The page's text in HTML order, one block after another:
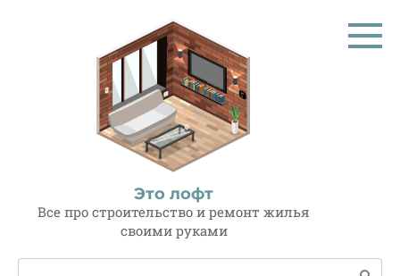
Это лофт
Все про строительство и ремонт жилья
своими руками
Поиск: